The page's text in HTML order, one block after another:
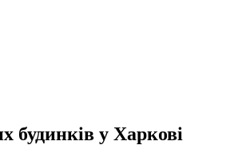
будинків у Харкові